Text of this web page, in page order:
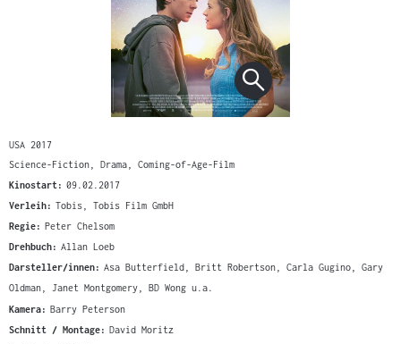
USA 2017
Science-Fiction, Drama, Coming-of-Age-Film
Kinostart: 09.02.2017
Verleih: Tobis, Tobis Film GmbH
Regie: Peter Chelsom
Drehbuch: Allan Loeb
Darsteller/innen: Asa Butterfield, Britt Robertson, Carla Gugino, Gary
Oldman, Janet Montgomery, BD Wong u.a.
Kamera: Barry Peterson
Schnitt / Montage: David Moritz